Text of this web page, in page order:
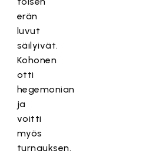
erän
luvut
säilyivät.
Kohonen
otti
hegemonian
ja
voitti
myös
turnauksen.